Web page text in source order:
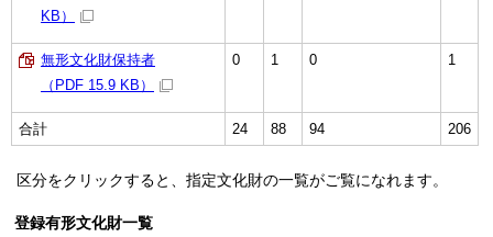
KB）
無形文化財保持者
（PDF 15.9 KB）
0 1 0 1
合計 24 88 94 206
区分をクリックすると、指定文化財の一覧がご覧になれます。
登録有形文化財一覧